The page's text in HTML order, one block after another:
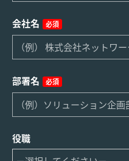
会社名 必須
部署名 必須
役職